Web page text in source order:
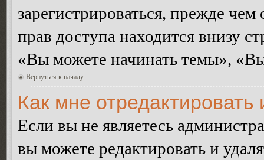
зарегистрироваться, прежде
прав доступа находится внизу
«Вы можете начинать темы»,
Вернуться к началу
Как мне
Если вы не являетесь
вы можете редактировать и